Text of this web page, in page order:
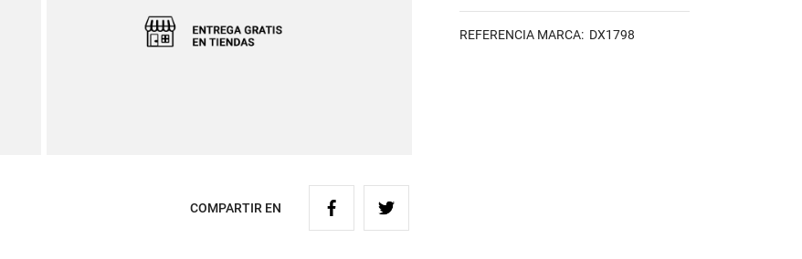
REFERENCIA MARCA: DX1798
COMPARTIR EN